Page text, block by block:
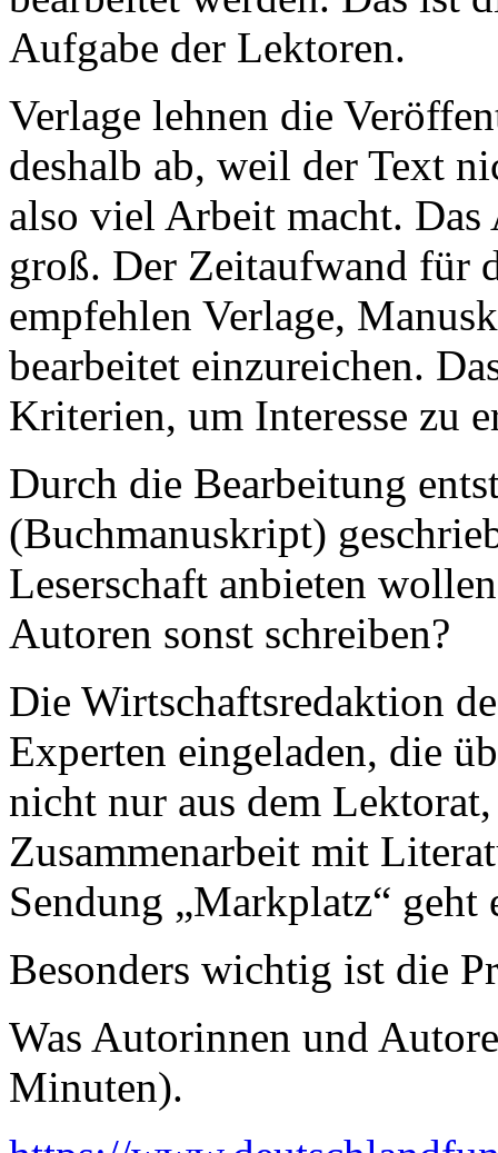
Aufgabe der Lektoren.
Verlage lehnen die
deshalb ab, weil der Text
also viel Arbeit macht. Das
groß. Der Zeitaufwand für
empfehlen Verlage,
bearbeitet einzureichen.
Kriterien, um Interesse zu
Durch die Bearbeitung
(Buchmanuskript)
Leserschaft anbieten
Autoren sonst schreiben?
Die Wirtschaftsredaktion
Experten eingeladen, die
nicht nur aus dem
Zusammenarbeit mit
Sendung „Markplatz“ geht
Besonders wichtig ist die
Was Autorinnen und
Minuten).